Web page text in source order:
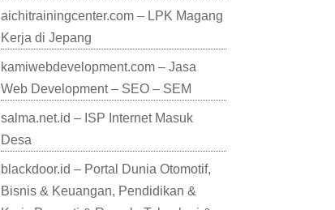
aichitrainingcenter.com – LPK Magang
Kerja di Jepang
kamiwebdevelopment.com – Jasa
Web Development – SEO – SEM
salma.net.id – ISP Internet Masuk
Desa
blackdoor.id – Portal Dunia Otomotif,
Bisnis & Keuangan, Pendidikan &